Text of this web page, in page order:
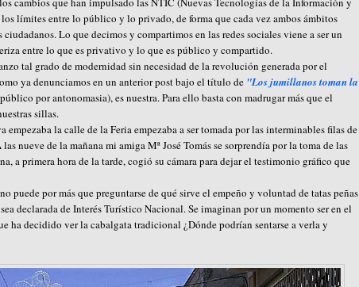
límites entre lo público y lo privado, de forma que cada vez ambos ámbitos
Lo que decimos y compartimos en las redes sociales viene a ser un
entre lo que es privativo y lo que es público y compartido.
tal grado de modernidad sin necesidad de la revolución generada por el
ya denunciamos en un anterior post bajo el título de "Los jumillanos toman la
por antonomasia), es nuestra. Para ello basta con madrugar más que el
sillas.
empezaba la calle de la Feria empezaba a ser tomada por las interminables filas de
nueve de la mañana mi amiga Mª José Tomás se sorprendía por la toma de las
a primera hora de la tarde, cogió su cámara para dejar el testimonio gráfico que
puede por más que preguntarse de qué sirve el empeño y voluntad de tatas peñas
declarada de Interés Turístico Nacional. Se imaginan por un momento ser en el
ha decidido ver la cabalgata tradicional ¿Dónde podrían sentarse a verla y